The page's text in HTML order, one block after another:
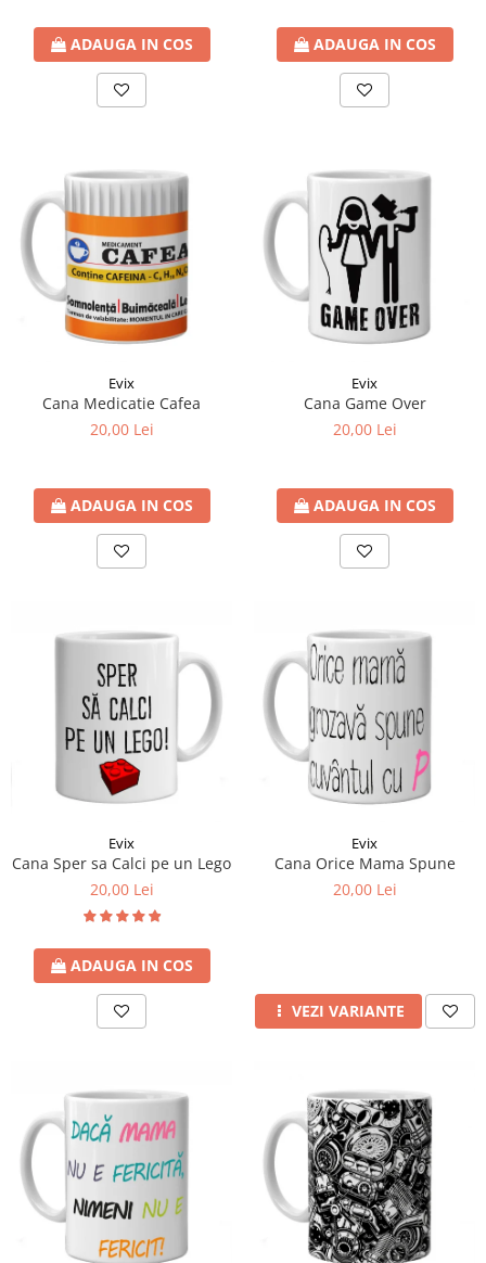
ADAUGA IN COS ADAUGA IN COS
Evix
Cana Medicatie Cafea
20,00 Lei
ADAUGA IN COS
Evix
Cana Game Over
20,00 Lei
ADAUGA IN COS
Evix
Cana Sper sa Calci pe un Lego
20,00 Lei
ADAUGA IN COS
Evix
Cana Orice Mama Spune
20,00 Lei
VEZI VARIANTE